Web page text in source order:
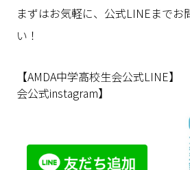
まずはお気軽に、公式LINEまでお
い！
【AMDA中学高校生会公式LINE
会公式instagram】